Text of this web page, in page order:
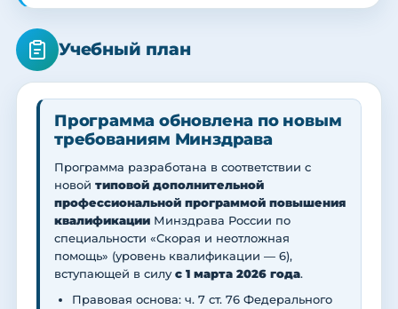
Учебный план
Программа обновлена по новым
требованиям Минздрава
Программа разработана в соответствии с
новой типовой дополнительной
профессиональной программой повышения
квалификации Минздрава России по
специальности «Скорая и неотложная
помощь» (уровень квалификации — 6),
вступающей в силус 1 марта 2026 года.
Правовая основа: ч. 7 ст. 76 Федерального